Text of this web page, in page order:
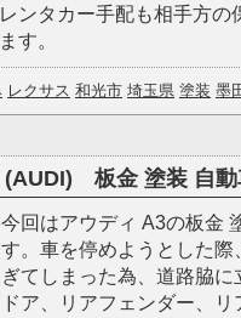
ンタカー手配も相手方の
す。
レクサス 和光市 埼玉県 塗装 墨
板金 塗装 自動
今回はアウディ A3の板金
す。車を停めようとした
ぎてしまった為、道路脇
ドア、リアフェンダー、